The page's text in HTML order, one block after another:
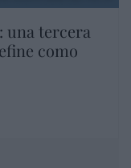
una tercera
como